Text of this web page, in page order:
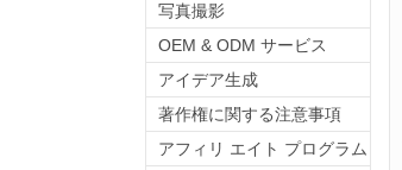
写真撮影
OEM & ODM サービス
アイデア生成
著作権に関する注意事項
アフィリ エイト プログラム